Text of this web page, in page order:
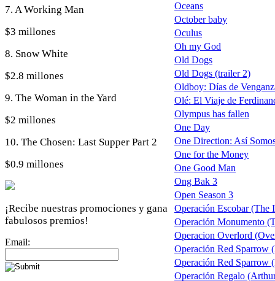
7. A Working Man
$3 millones
8. Snow White
$2.8 millones
9. The Woman in the Yard
$2 millones
10. The Chosen: Last Supper Part 2
$0.9 millones
¡Recibe nuestras promociones y gana
fabulosos premios!
Email:
Oceans
October baby
Oculus
Oh my God
Old Dogs
Old Dogs (trailer 2)
Oldboy: Días de
Olé: El Viaje de
Olympus has fallen
One Day
One Direction: Así
One for the Money
One Good Man
Ong Bak 3
Open Season 3
Operación Escobar (The
Operación Monumento
Operacion Overlord
Operación Red Sparrow
Operación Red Sparrow
Operación Regalo